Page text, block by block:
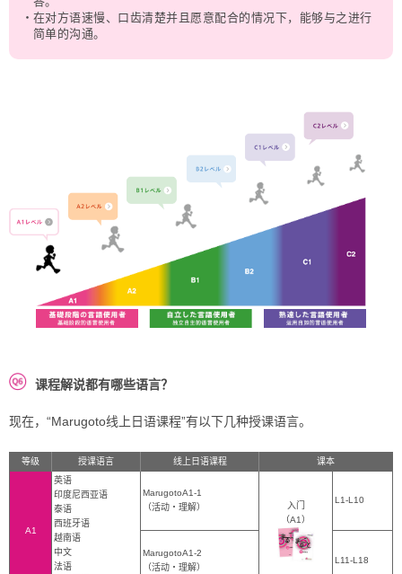
在对方语速慢、口齿清楚并且愿意配合的情况下，能够与之进行
简单的沟通。
课程解说都有哪些语言？
现在，“Marugoto线上日语课程”有以下几种授课语言。
等级 授课语言 线上日语课程 课本
A1
英语
印度尼西亚语
泰语
西班牙语
越南语
中文
法语
MarugotoA1-1
（活动・理解）
入门
（A1）
L1-L10
MarugotoA1-2
（活动・理解）
L11-L18